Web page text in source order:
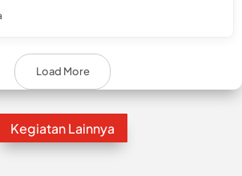
Load More
Kegiatan Lainnya